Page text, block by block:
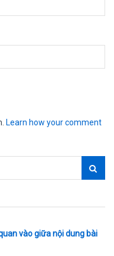
Learn how your comment
vào giữa nội dung bài